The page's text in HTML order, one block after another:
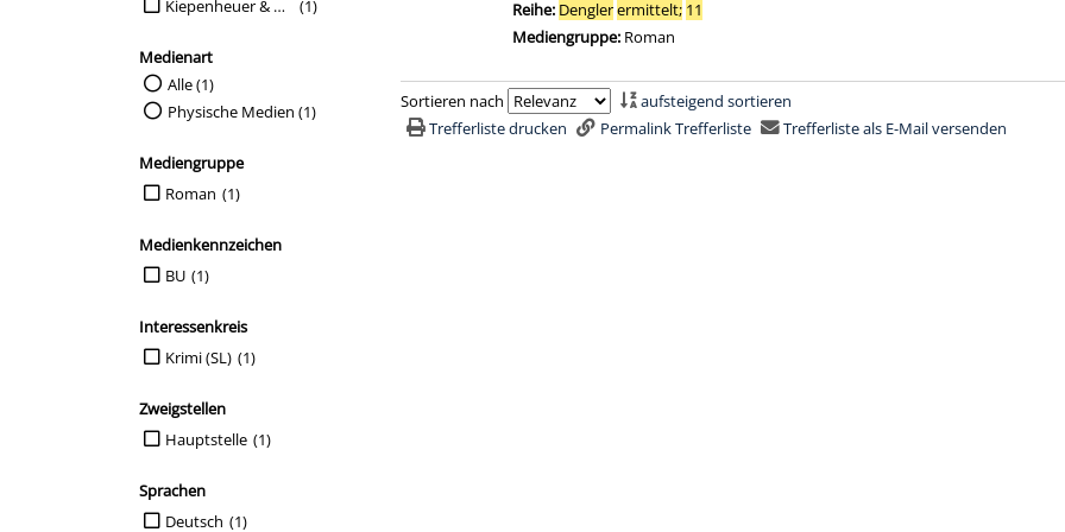
(1)
Kiepenheuer & Witsch
Medienart
Suche auf Medienart einschränken
Alle (1)
Physische Medien (1)
Mediengruppe
Suche auf Mediengruppe einschränken
(1)
Roman
Medienkennzeichen
Suche auf Medienkennzeichen einschränken
(1)
BU
Interessenkreis
Suche auf Interessenkreis einschränken
(1)
Krimi (SL)
Zweigstellen
Suche auf Zweigstellen einschränken
(1)
Hauptstelle
Sprachen
Suche auf Sprachen einschränken
(1)
Deutsch
Reihe: Denglerermittelt; 11
Mediengruppe: Roman
Sortieren nach aufsteigend sortieren
Trefferliste drucken
Permalink Trefferliste Trefferliste als E-Mail versenden